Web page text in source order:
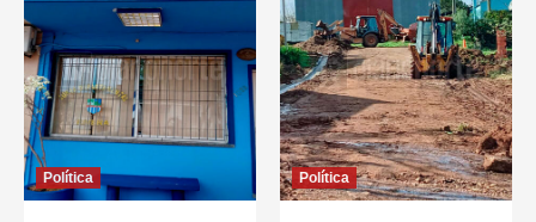
Política Política